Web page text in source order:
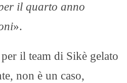
il quarto anno
».
il team di Sikè gelato
non è un caso,